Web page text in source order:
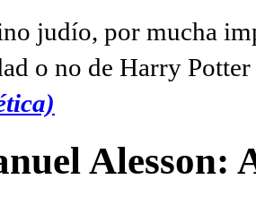
judío, por mucha
o no de Harry
Alesson: